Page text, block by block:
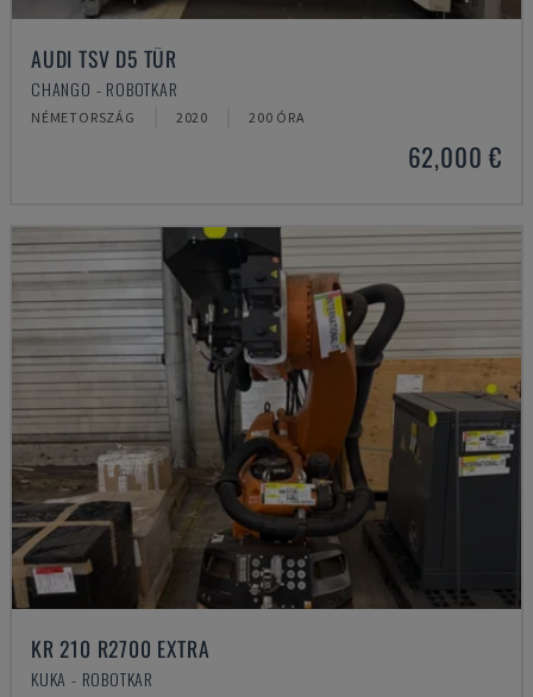
AUDI TSV D5 TÜR
CHANGO - ROBOTKAR
NÉMETORSZÁG 2020 200 ÓRA
62,000 €
KR 210 R2700 EXTRA
KUKA - ROBOTKAR